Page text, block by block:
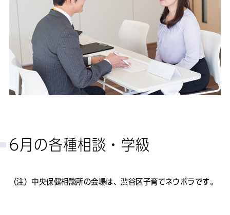
6月の各種相談・学級
（注）中央保健相談所の会場は、渋谷区子育てネウボラです。